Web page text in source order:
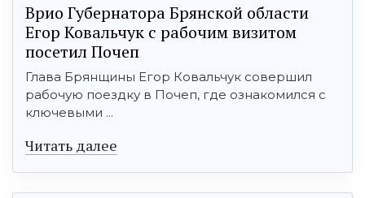
Врио Губернатора Брянской области
Егор Ковальчук с рабочим визитом
посетил Почеп
Глава Брянщины Егор Ковальчук совершил
рабочую поездку в Почеп, где ознакомился с
ключевыми ...
Читать далее